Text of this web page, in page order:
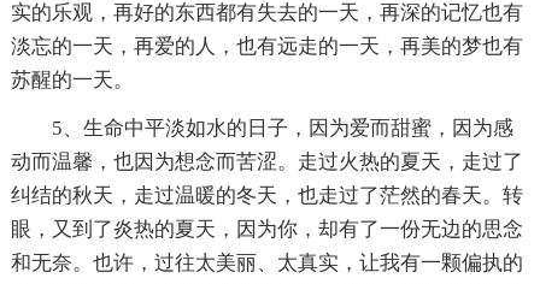
实的乐观，再好的东西都有失去的一天，再深的记忆也有
淡忘的一天，再爱的人，也有远走的一天，再美的梦也有
苏醒的一天。
5、生命中平淡如水的日子，因为爱而甜蜜，因为感
动而温馨，也因为想念而苦涩。走过火热的夏天，走过了
纠结的秋天，走过温暖的冬天，也走过了茫然的春天。转
眼，又到了炎热的夏天，因为你，却有了一份无边的思念
和无奈。也许，过往太美丽、太真实，让我有一颗偏执的